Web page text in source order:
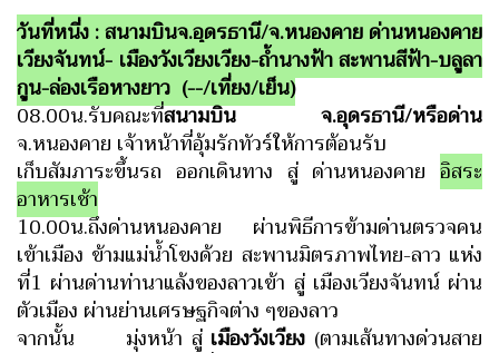
วันที่หนี่ง : สนามบินจ.อุดรธานี/จ.หนองคาย ด่านหนองคาย
เวียงจันทน์- เมืองวังเวียงเวียง-ถ้ำนางฟ้า สะพานสีฟ้า-บลูลา
กูน-ล่องเรือหางยาว (--/เที่ยง/เย็น)
08.00น.รับคณะที่สนามบิน จ.อุดรธานี/หรือด่าน
จ.หนองคาย เจ้าหน้าที่อุ้มรักทัวร์ให้การต้อนรับ
เก็บสัมภาระขึ้นรถ ออกเดินทาง สู่ ด่านหนองคาย อิสระ
อาหารเช้า
10.00น.ถึงด่านหนองคาย ผ่านพิธีการข้ามด่านตรวจคน
เข้าเมือง ข้ามแม่น้ำโขงด้วย สะพานมิตรภาพไทย-ลาว แห่ง
ที่1 ผ่านด่านท่านาแล้งของลาวเข้า สู่ เมืองเวียงจันทน์ ผ่าน
ตัวเมือง ผ่านย่านเศรษฐกิจต่าง ๆของลาว
จากนั้น มุ่งหน้า สู่ เมืองวังเวียง (ตามเส้นทางด่วนสาย